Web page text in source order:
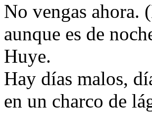
No vengas ahora.
aunque es de
Huye.
Hay días malos,
en un charco de